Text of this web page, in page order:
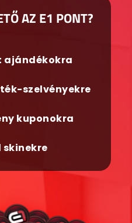
AZ E1 PONT?
ajándékokra
szelvényekre
kuponokra
skinekre